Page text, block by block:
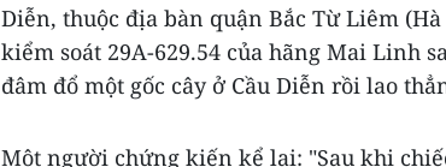
Diễn, thuộc địa bàn quận Bắc Từ Liêm
kiểm soát 29A-629.54 của hãng Mai Linh
đâm đổ một gốc cây ở Cầu Diễn rồi lao
Một người chứng kiến kể lại: "Sau khi